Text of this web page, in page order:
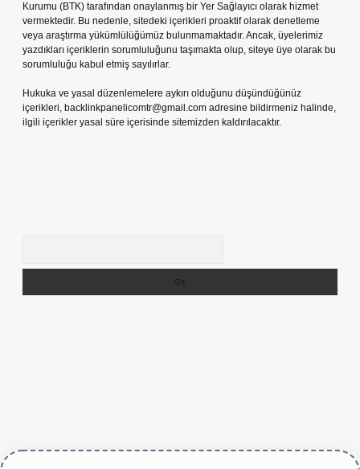
Kurumu (BTK) tarafından onaylanmış bir Yer Sağlayıcı olarak hizmet
vermektedir. Bu nedenle, sitedeki içerikleri proaktif olarak denetleme
veya araştırma yükümlülüğümüz bulunmamaktadır. Ancak, üyelerimiz
yazdıkları içeriklerin sorumluluğunu taşımakta olup, siteye üye olarak bu
sorumluluğu kabul etmiş sayılırlar.
Hukuka ve yasal düzenlemelere aykırı olduğunu düşündüğünüz
içerikleri, backlinkpanelicomtr@gmail.com adresine bildirmeniz halinde,
ilgili içerikler yasal süre içerisinde sitemizden kaldırılacaktır.
betexper.live/